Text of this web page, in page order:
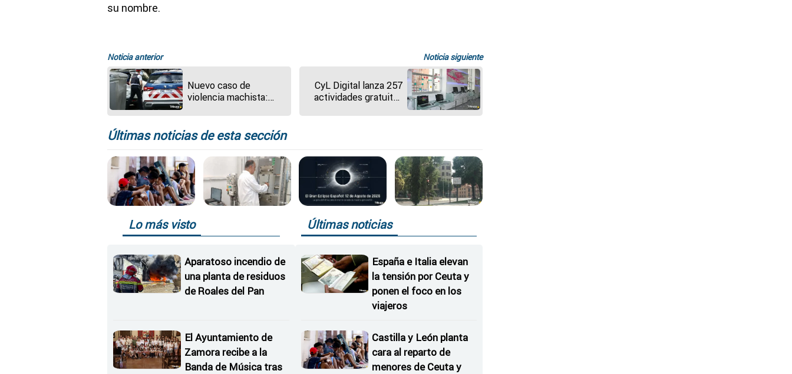
su nombre.
Noticia anterior
Nuevo caso de
violencia machista:
Noticia siguiente
CyL Digital lanza 257
actividades gratuitas
Últimas noticias de esta sección
Lo más visto
Aparatoso incendio de
una planta de residuos
de Roales del Pan
El Ayuntamiento de
Zamora recibe a la
Banda de Música tras
Últimas noticias
España e Italia elevan
la tensión por Ceuta y
ponen el foco en los
viajeros
Castilla y León planta
cara al reparto de
menores de Ceuta y